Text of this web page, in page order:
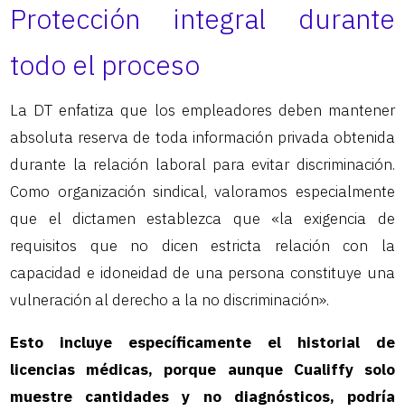
Protección integral durante
todo el proceso
La DT enfatiza que los empleadores deben mantener
absoluta reserva de toda información privada obtenida
durante la relación laboral para evitar discriminación.
Como organización sindical, valoramos especialmente
que el dictamen establezca que «la exigencia de
requisitos que no dicen estricta relación con la
capacidad e idoneidad de una persona constituye una
vulneración al derecho a la no discriminación».
Esto incluye específicamente el historial de
licencias médicas, porque aunque Cualiffy solo
muestre cantidades y no diagnósticos, podría